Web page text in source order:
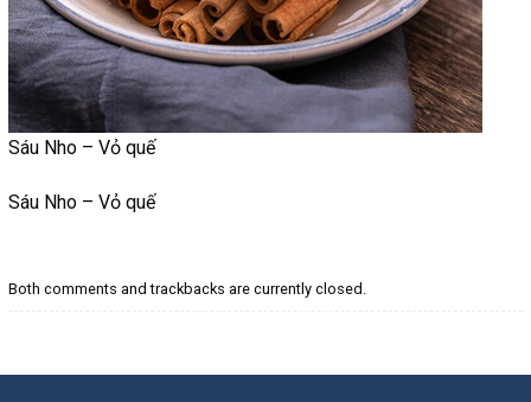
Sáu Nho – Vỏ quế
Sáu Nho – Vỏ quế
Both comments and trackbacks are currently closed.